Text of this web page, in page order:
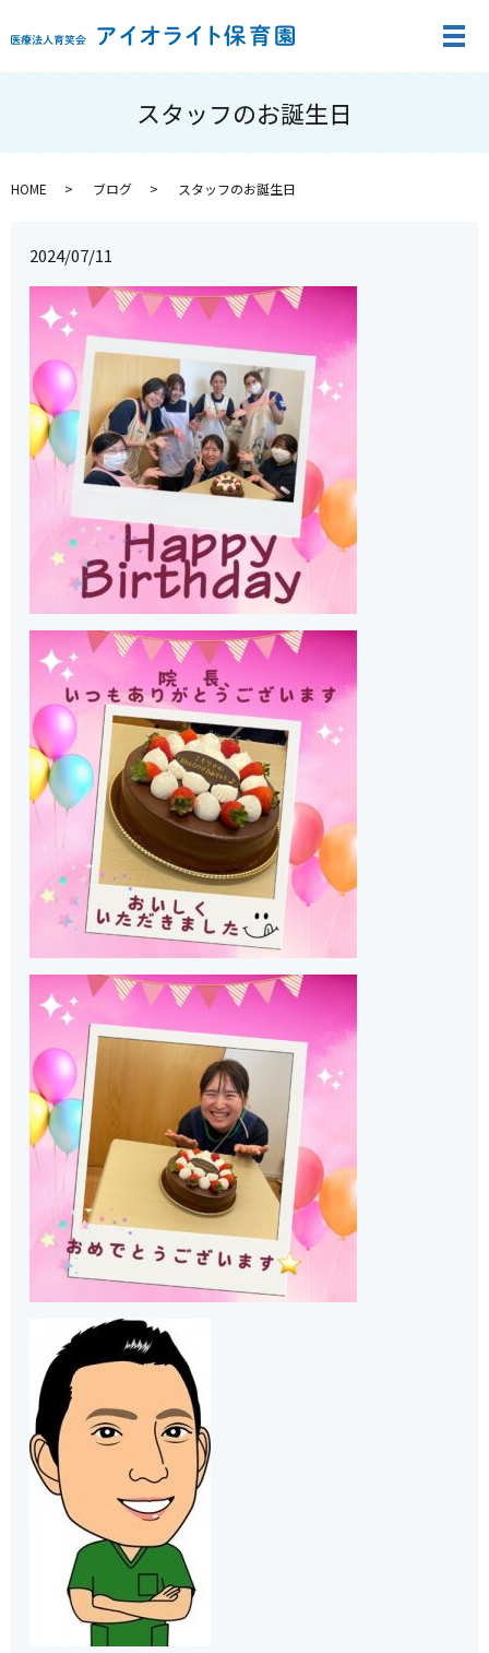
メ
スタッフのお誕生日
HOME ブログ スタッフのお誕生日
2024/07/11